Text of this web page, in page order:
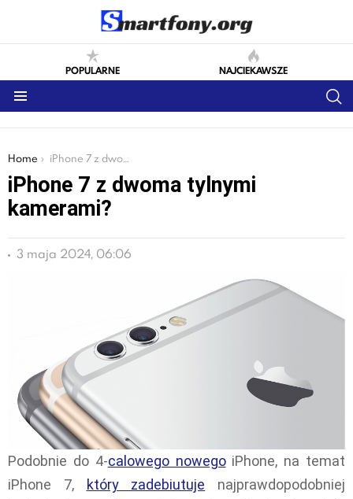
POPULARNE NAJCIEKAWSZE
You are here:
Home iPhone 7 z dwoma tylnymi kamerami?
iPhone 7 z dwoma tylnymi
kamerami?
3 maja 2024, 06:06
Podobnie do 4-calowego nowegoiPhone, na temat
iPhone 7,
który zadebiutuje najprawdopodobniej